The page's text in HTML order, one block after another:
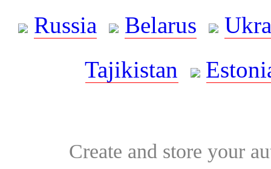
Russia
Belarus
Tajikistan
Create and store your